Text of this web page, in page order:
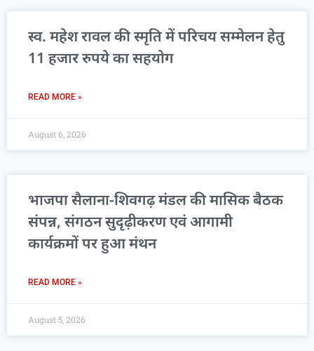
स्व. महेश रावल की स्मृति में परिचय सम्मेलन हेतु
11 हजार रुपये का सहयोग
READ MORE »
August 6, 2026
भाजपा सैलाना-शिवगढ़ मंडल की मासिक बैठक
संपन्न, संगठन सुदृढ़ीकरण एवं आगामी
कार्यक्रमों पर हुआ मंथन
READ MORE »
August 5, 2026